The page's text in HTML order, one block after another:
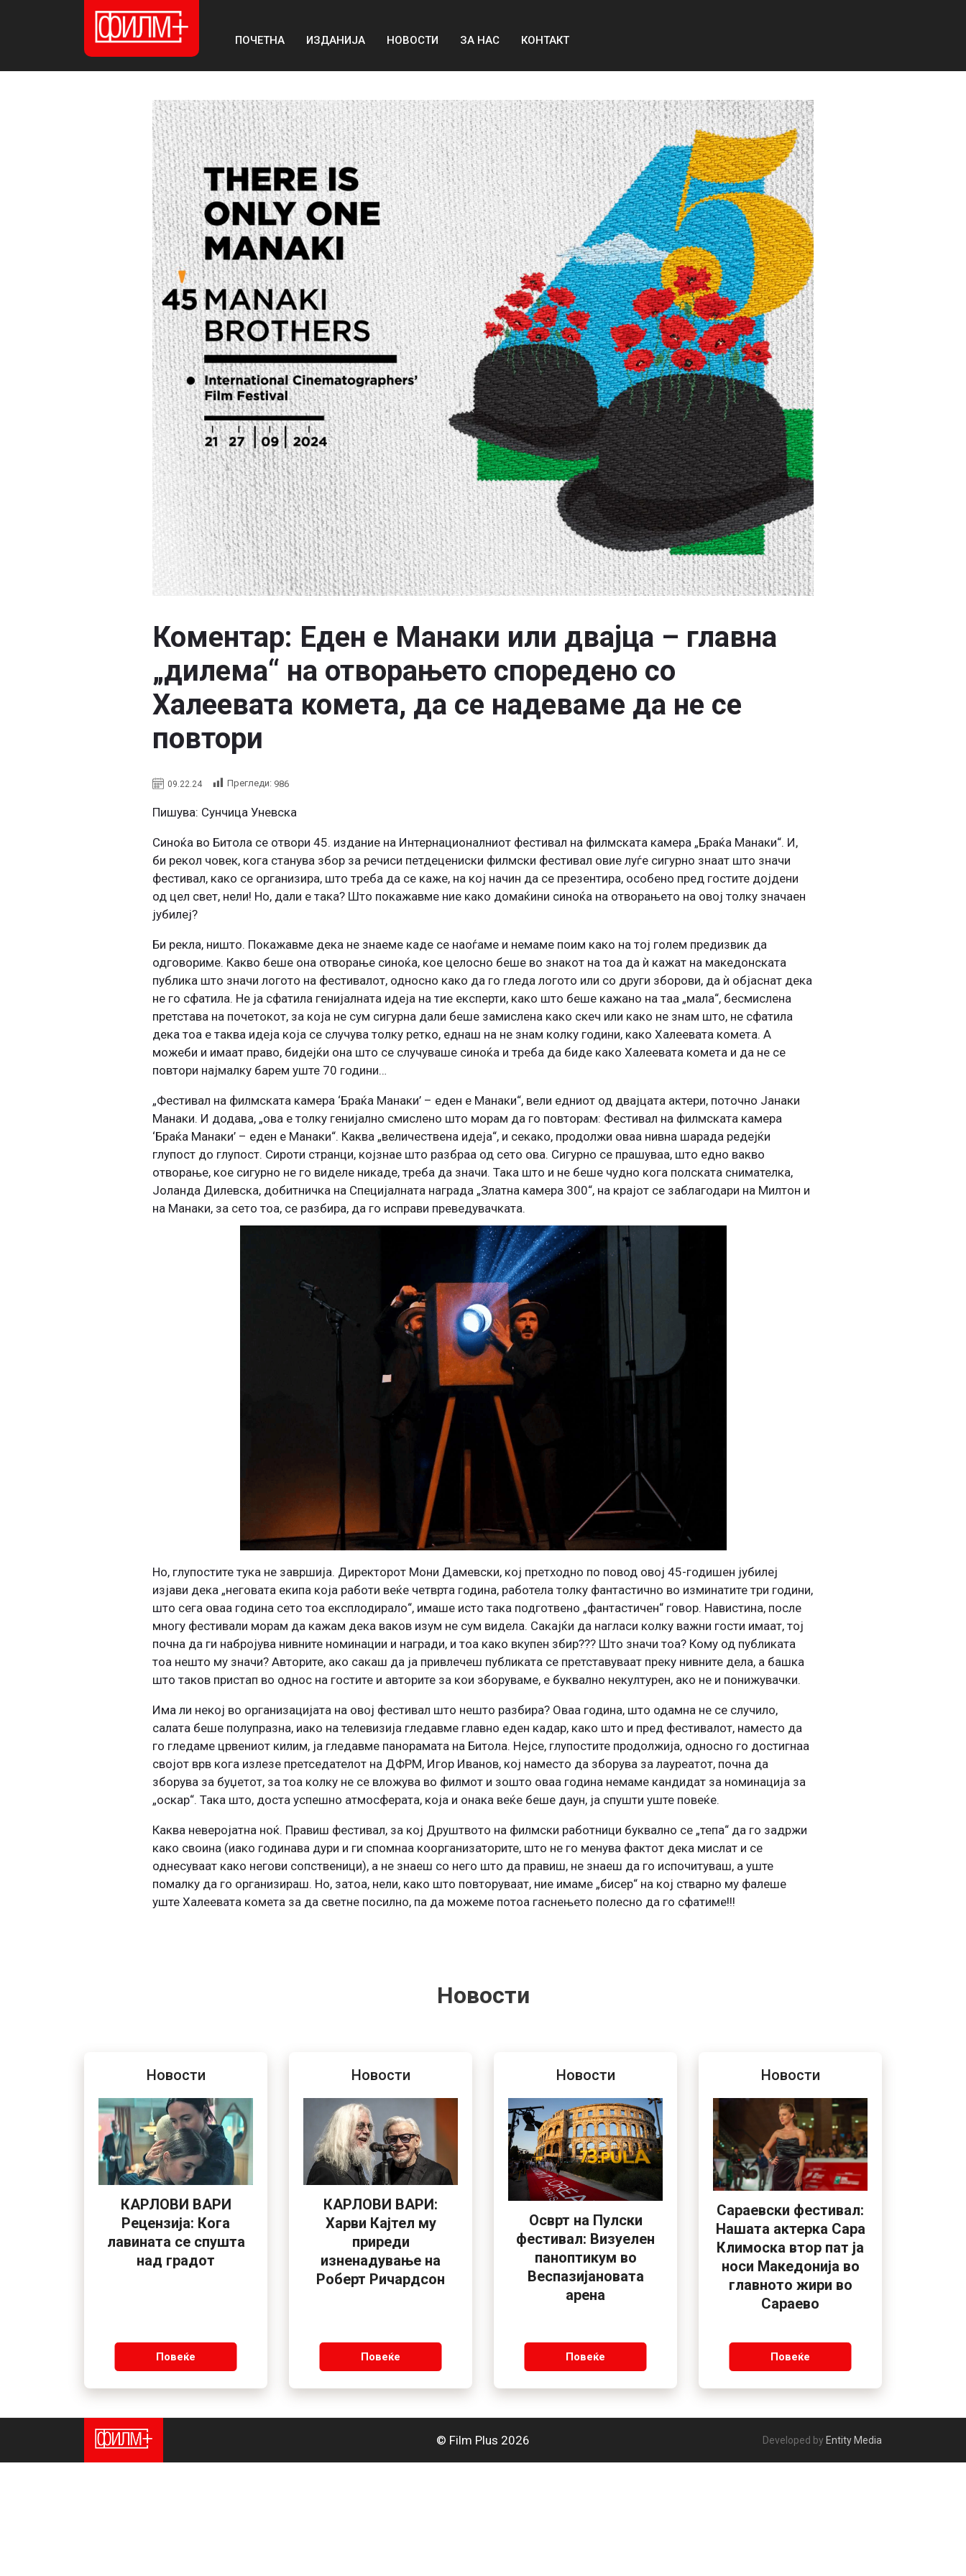
ПОЧЕТНА ИЗДАНИЈА НОВОСТИ ЗА НАС КОНТАКТ
Коментар: Еден е Манаки или двајца – главна
„дилема“ на отворањето споредено со
Халеевата комета, да се надеваме да не се
повтори
09.22.24 Прегледи: 986
Пишува: Сунчица Уневска
Синоќа во Битола се отвори 45. издание на Интернационалниот фестивал на филмската камера „Браќа Манаки“. И,
би рекол човек, кога станува збор за речиси петдецениски филмски фестивал овие луѓе сигурно знаат што значи
фестивал, како се организира, што треба да се каже, на кој начин да се презентира, особено пред гостите дојдени
од цел свет, нели! Но, дали е така? Што покажавме ние како домаќини синоќа на отворањето на овој толку значаен
јубилеј?
Би рекла, ништо. Покажавме дека не знаеме каде се наоѓаме и немаме поим како на тој голем предизвик да
одговориме. Какво беше она отворање синоќа, кое целосно беше во знакот на тоа да ѝ кажат на македонската
публика што значи логото на фестивалот, односно како да го гледа логото или со други зборови, да ѝ објаснат дека
не го сфатила. Не ја сфатила генијалната идеја на тие експерти, како што беше кажано на таа „мала“, бесмислена
претстава на почетокот, за која не сум сигурна дали беше замислена како скеч или како не знам што, не сфатила
дека тоа е таква идеја која се случува толку ретко, еднаш на не знам колку години, како Халеевата комета. А
можеби и имаат право, бидејќи она што се случуваше синоќа и треба да биде како Халеевата комета и да не се
повтори најмалку барем уште 70 години…
„Фестивал на филмската камера ‘Браќа Манаки’ – еден е Манаки“, вели едниот од двајцата актери, поточно Јанаки
Манаки. И додава, „ова е толку генијално смислено што морам да го повторам: Фестивал на филмската камера
‘Браќа Манаки’ – еден е Манаки“. Каква „величествена идеја“, и секако, продолжи оваа нивна шарада редејќи
глупост до глупост. Сироти странци, којзнае што разбраа од сето ова. Сигурно се прашуваа, што едно вакво
отворање, кое сигурно не го виделе никаде, треба да значи. Така што и не беше чудно кога полската снимателка,
Јоланда Дилевска, добитничка на Специјалната награда „Златна камера 300“, на крајот се заблагодари на Милтон и
на Манаки, за сето тоа, се разбира, да го исправи преведувачката.
Но, глупостите тука не завршија. Директорот Мони Дамевски, кој претходно по повод овој 45-годишен јубилеј
изјави дека „неговата екипа која работи веќе четврта година, работела толку фантастично во изминатите три години,
што сега оваа година сето тоа експлодирало“, имаше исто така подготвено „фантастичен“ говор. Навистина, после
многу фестивали морам да кажам дека ваков изум не сум видела. Сакајќи да нагласи колку важни гости имаат, тој
почна да ги набројува нивните номинации и награди, и тоа како вкупен збир??? Што значи тоа? Кому од публиката
тоа нешто му значи? Авторите, ако сакаш да ја привлечеш публиката се претставуваат преку нивните дела, а башка
што таков пристап во однос на гостите и авторите за кои зборуваме, е буквално некултурен, ако не и понижувачки.
Има ли некој во организацијата на овој фестивал што нешто разбира? Оваа година, што одамна не се случило,
салата беше полупразна, иако на телевизија гледавме главно еден кадар, како што и пред фестивалот, наместо да
го гледаме црвениот килим, ја гледавме панорамата на Битола. Нејсе, глупостите продолжија, односно го достигнаа
својот врв кога излезе претседателот на ДФРМ, Игор Иванов, кој наместо да зборува за лауреатот, почна да
зборува за буџетот, за тоа колку не се вложува во филмот и зошто оваа година немаме кандидат за номинација за
„оскар“. Така што, доста успешно атмосферата, која и онака веќе беше даун, ја спушти уште повеќе.
Каква неверојатна ноќ. Правиш фестивал, за кој Друштвото на филмски работници буквално се „тепа“ да го задржи
како своина (иако годинава дури и ги спомнаа коорганизаторите, што не го менува фактот дека мислат и се
однесуваат како негови сопственици), а не знаеш со него што да правиш, не знаеш да го испочитуваш, а уште
помалку да го организираш. Но, затоа, нели, како што повторуваат, ние имаме „бисер“ на кој стварно му фалеше
уште Халеевата комета за да светне посилно, па да можеме потоа гаснењето полесно да го сфатиме!!!
Новости
Новости
КАРЛОВИ ВАРИ
Рецензија: Кога
лавината се спушта
над градот
Повеќе
Новости
КАРЛОВИ ВАРИ:
Харви Кајтел му
приреди
изненадување на
Роберт Ричардсон
Повеќе
Новости
Осврт на Пулски
фестивал: Визуелен
паноптикум во
Веспазијановата
арена
Повеќе
Новости
Сараевски фестивал:
Нашата актерка Сара
Климоска втор пат ја
носи Македонија во
главното жири во
Сараево
Повеќе
© Film Plus 2026 Developed by Entity Media